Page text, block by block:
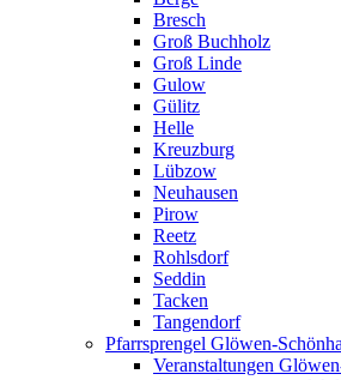
Bresch
Groß Buchholz
Groß Linde
Gulow
Gülitz
Helle
Kreuzburg
Lübzow
Neuhausen
Pirow
Reetz
Rohlsdorf
Seddin
Tacken
Tangendorf
Pfarrsprengel Glöwen-
Veranstaltungen